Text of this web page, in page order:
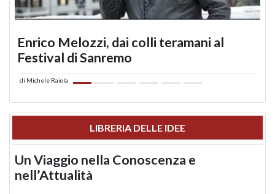
Enrico Melozzi, dai colli teramani al
Festival di Sanremo
di Michele Raiola
LIBRERIA DELLE IDEE
Un Viaggio nella Conoscenza e
nell’Attualità